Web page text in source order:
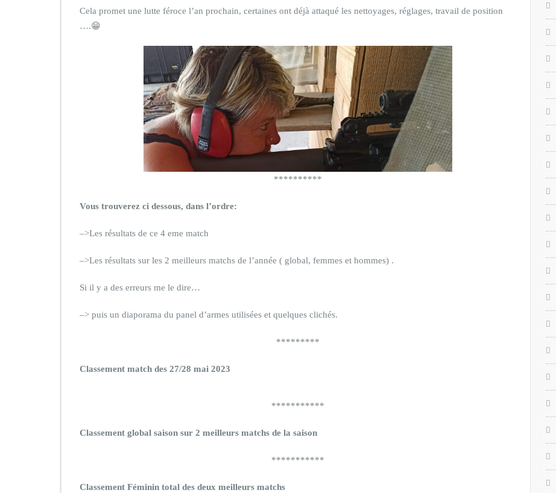
Cela promet une lutte féroce l’an prochain, certaines ont déjà attaqué les nettoyages, réglages, travail de position
….😁
**********
Vous trouverez ci dessous, dans l’ordre:
–>Les résultats de ce 4 eme match
–>Les résultats sur les 2 meilleurs matchs de l’année ( global, femmes et hommes) .
Si il y a des erreurs me le dire…
–> puis un diaporama du panel d’armes utilisées et quelques clichés.
*********
Classement match des 27/28 mai 2023
***********
Classement global saison sur 2 meilleurs matchs de la saison
***********
Classement Féminin total des deux meilleurs matchs